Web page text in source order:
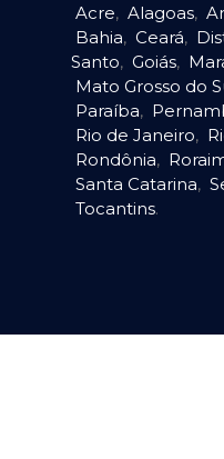
Acre, Alagoas,
Bahia, Ceará,
Santo, Goiás,
Mato Grosso do
Paraíba,
Rio de Janeiro,
Rondônia,
Santa Catarina,
Tocantins.